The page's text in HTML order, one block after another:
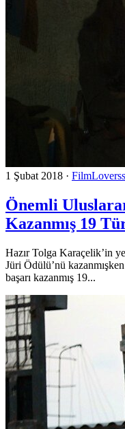
1 Şubat 2018 · FilmLoverss
Önemli
Kazanmış 19
Hazır Tolga Karaçelik’in
Jüri Ödülü’nü
başarı kazanmış 19...